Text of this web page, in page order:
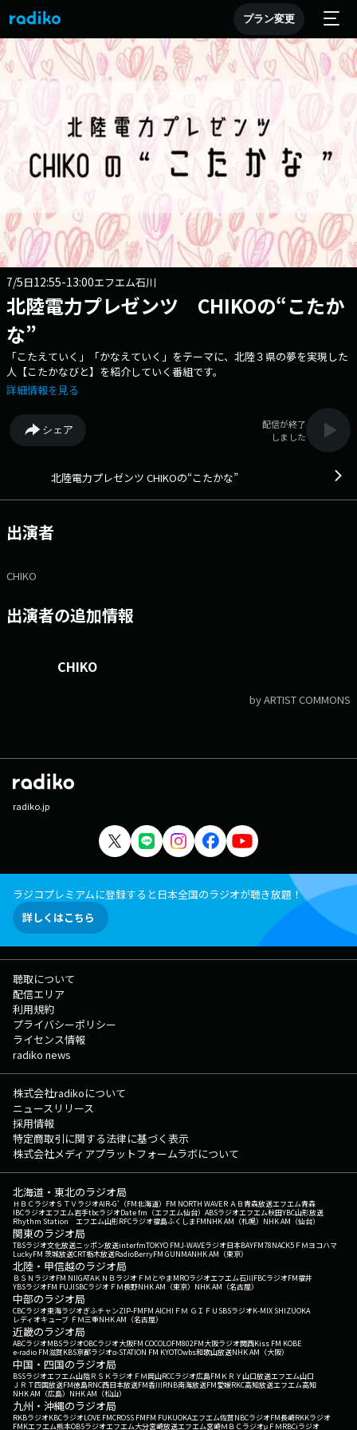
プラン変更
7/5日12:55-13:00エフエム石川
北陸電力プレゼンツ CHIKOの“こたか
な”
「こたえていく」「かなえていく」をテーマに、北陸３県の夢を実現した
人【こたかなびと】を紹介していく番組です。
詳細情報を見る
シェア
配信が終了
しました
北陸電力プレゼンツ CHIKOの“こたかな”
出演者
CHIKO
出演者の追加情報
CHIKO
by ARTIST COMMONS
radiko.jp
ラジコプレミアムに登録すると日本全国のラジオが聴き放題！
詳しくはこちら
聴取について
配信エリア
利用規約
プライバシーポリシー
ライセンス情報
radiko news
株式会社radikoについて
ニュースリリース
採用情報
特定商取引に関する法律に基づく表示
株式会社メディアプラットフォームラボについて
北海道・東北のラジオ局
ＨＢＣラジオＳＴＶラジオAIR-G'（FM北海道） FM NORTH WAVEＲＡＢ青森放送エフエム青森
IBCラジオエフエム岩手tbcラジオDate fm（エフエム仙台） ABSラジオエフエム秋田YBC山形放送
Rhythm Station エフエム山形RFCラジオ福島ふくしまFMNHK AM（札幌） NHK AM（仙台）
関東のラジオ局
TBSラジオ文化放送ニッポン放送interfmTOKYO FMJ-WAVEラジオ日本BAYFM78NACK5 ＦＭヨコハマ
LuckyFM 茨城放送CRT栃木放送RadioBerryFM GUNMANHK AM（東京）
北陸・甲信越のラジオ局
ＢＳＮラジオFM NIIGATAＫＮＢラジオ ＦＭとやまMROラジオエフエム石川FBCラジオFM福井
YBSラジオFM FUJISBCラジオ ＦＭ長野NHK AM（東京） NHK AM（名古屋）
中部のラジオ局
CBCラジオ東海ラジオぎふチャンZIP-FMFM AICHI ＦＭ ＧＩＦＵ SBSラジオK-MIX SHIZUOKA
レディオキューブ ＦＭ三重NHK AM（名古屋）
近畿のラジオ局
ABCラジオMBSラジオOBCラジオ大阪FM COCOLOFM802FM大阪ラジオ関西Kiss FM KOBE
e-radio FM滋賀KBS京都ラジオα-STATION FM KYOTOwbs和歌山放送NHK AM（大阪）
中国・四国のラジオ局
BSSラジオエフエム山陰ＲＳＫラジオ ＦＭ岡山RCCラジオ広島FM ＫＲＹ山口放送エフエム山口
ＪＲＴ四国放送FM徳島RNC西日本放送FM香川RNB南海放送FM愛媛RKC高知放送エフエム高知
NHK AM（広島） NHK AM（松山）
九州・沖縄のラジオ局
RKBラジオKBCラジオLOVE FMCROSS FMFM FUKUOKAエフエム佐賀NBCラジオFM長崎RKKラジオ
FMKエフエム熊本OBSラジオエフエム大分宮崎放送エフエム宮崎ＭＢＣラジオμＦＭRBCiラジオ